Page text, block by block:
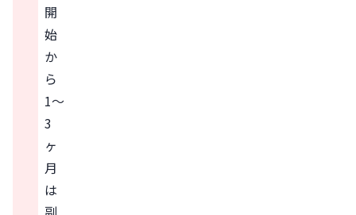
開
始
か
ら
1〜
3
ヶ
月
は